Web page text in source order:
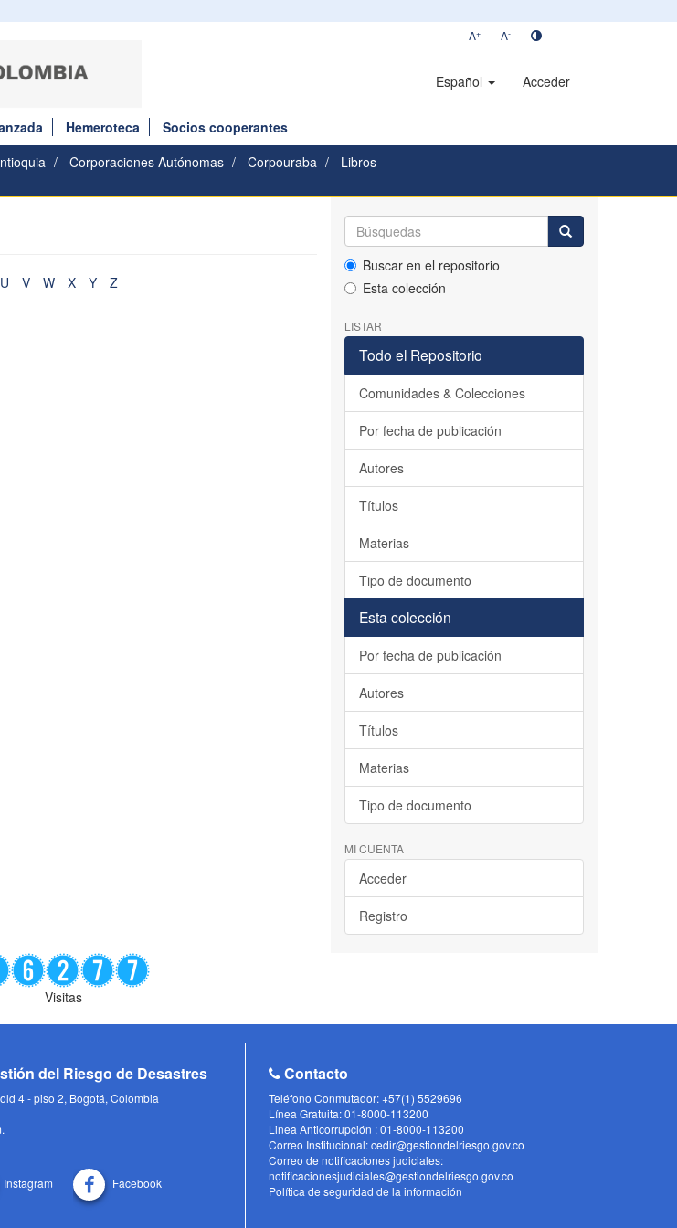
A+ A-
Español Acceder
Hemeroteca
Socios cooperantes
Corporaciones Autónomas Corpouraba
Libros
U V W X Y Z
Buscar en el repositorio
Esta colección
LISTAR
Todo el Repositorio
Comunidades & Colecciones
Por fecha de publicación
Autores
Títulos
Materias
Tipo de documento
Esta colección
Por fecha de publicación
Autores
Títulos
Materias
Tipo de documento
MI CUENTA
Acceder
Registro
Visitas
del Riesgo de Desastres
4 - piso 2, Bogotá, Colombia
Instagram Facebook
Contacto
Teléfono Conmutador: +57(1) 5529696
Línea Gratuita: 01-8000-113200
Linea Anticorrupción : 01-8000-113200
Correo Institucional: cedir@gestiondelriesgo.gov.co
Correo de notificaciones judiciales:
notificacionesjudiciales@gestiondelriesgo.gov.co
Política de seguridad de la información